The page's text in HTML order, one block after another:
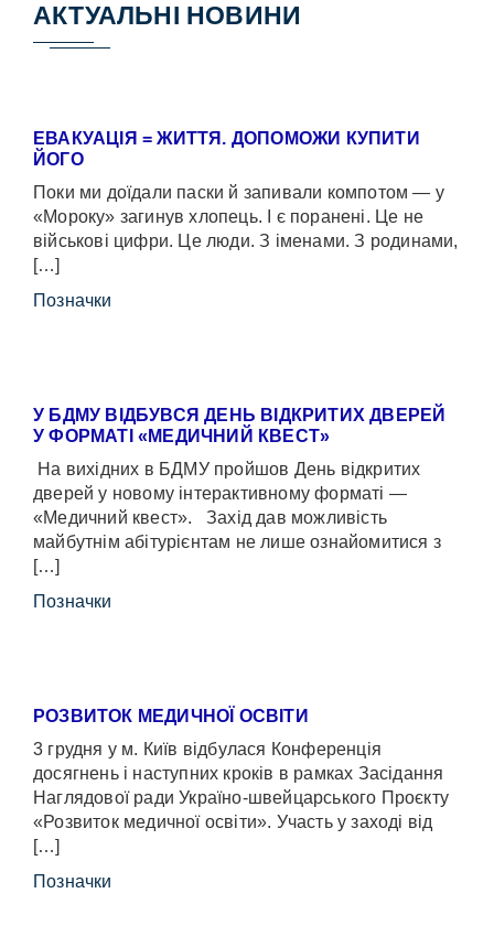
АКТУАЛЬНІ НОВИНИ
ЕВАКУАЦІЯ = ЖИТТЯ. ДОПОМОЖИ КУПИТИ
ЙОГО
Поки ми доїдали паски й запивали компотом — у
«Мороку» загинув хлопець. І є поранені. Це не
військові цифри. Це люди. З іменами. З родинами,
[…]
Позначки
У БДМУ ВІДБУВСЯ ДЕНЬ ВІДКРИТИХ ДВЕРЕЙ
У ФОРМАТІ «МЕДИЧНИЙ КВЕСТ»
На вихідних в БДМУ пройшов День відкритих
дверей у новому інтерактивному форматі —
«Медичний квест». Захід дав можливість
майбутнім абітурієнтам не лише ознайомитися з
[…]
Позначки
РОЗВИТОК МЕДИЧНОЇ ОСВІТИ
3 грудня у м. Київ відбулася Конференція
досягнень і наступних кроків в рамках Засідання
Наглядової ради Україно-швейцарського Проєкту
«Розвиток медичної освіти». Участь у заході від
[…]
Позначки